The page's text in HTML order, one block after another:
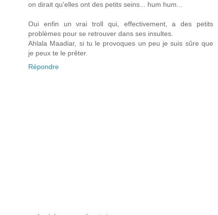
on dirait qu'elles ont des petits seins... hum hum...
Oui enfin un vrai troll qui, effectivement, a des petits
problèmes pour se retrouver dans ses insultes.
Ahlala Maadiar, si tu le provoques un peu je suis sûre que
je peux te le prêter.
Répondre